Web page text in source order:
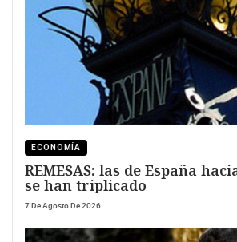
ECONOMÍA
REMESAS: las de España
se han triplicado
7 De Agosto De 2026